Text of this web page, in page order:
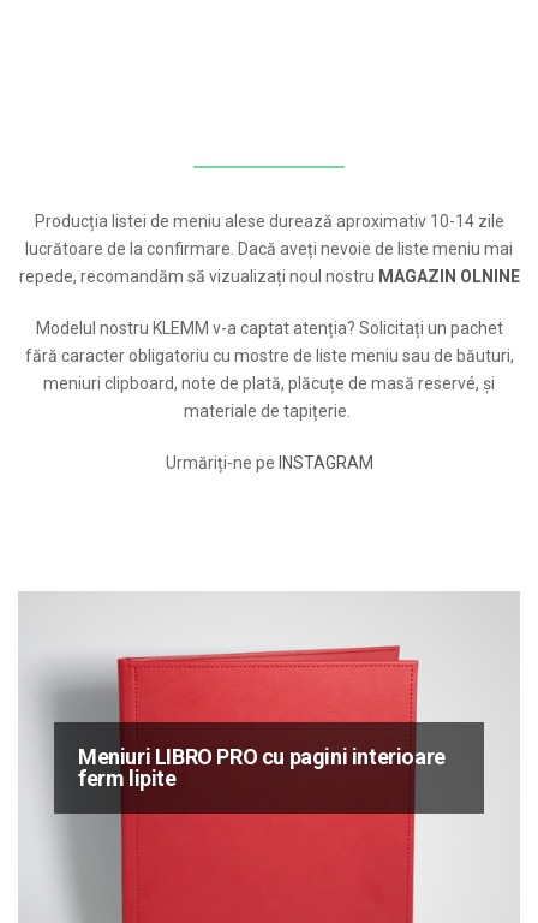
Producția listei de meniu alese durează aproximativ 10-14 zile
lucrătoare de la confirmare. Dacă aveți nevoie de liste meniu mai
repede, recomandăm să vizualizați noul nostru MAGAZIN OLNINE
Modelul nostru KLEMM v-a captat atenția? Solicitați un pachet
fără caracter obligatoriu cu mostre de liste meniu sau de băuturi,
meniuri clipboard, note de plată, plăcuțe de masă reservé, și
materiale de tapițerie.
Urmăriți-ne pe INSTAGRAM
Meniuri LIBRO PRO cu pagini interioare
ferm lipite